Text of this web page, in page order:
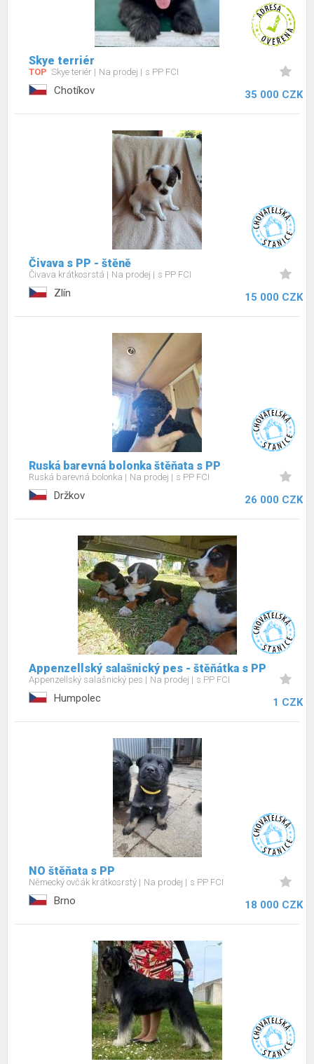
Skye terriér
TOP Skye teriér Na prodej s PP FCI
Chotíkov 35 000 CZK
Čivava s PP - štěně
Čivava krátkosrstá Na prodej s PP FCI
Zlín 15 000 CZK
Ruská barevná bolonka štěňata s PP
Ruská barevná bolonka Na prodej s PP FCI
Držkov 26 000 CZK
Appenzellský salašnický pes - štěňátka s PP
Appenzellský salašnický pes Na prodej s PP FCI
Humpolec 1 CZK
NO štěňata s PP
Německý ovčák krátkosrstý Na prodej s PP FCI
Brno 18 000 CZK